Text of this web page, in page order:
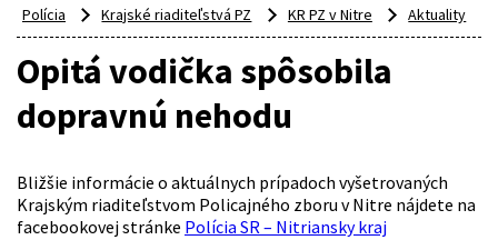
Polícia Krajské riaditeľstvá PZ KR PZ v Nitre Aktuality
Opitá vodička spôsobila
dopravnú nehodu
Bližšie informácie o aktuálnych prípadoch vyšetrovaných
Krajským riaditeľstvom Policajného zboru v Nitre nájdete na
facebookovej stránke Polícia SR – Nitriansky kraj